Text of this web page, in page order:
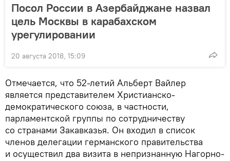
Посол России в Азербайджане назвал
цель Москвы в карабахском
урегулировании
20 августа 2018, 15:09
Отмечается, что 52-летий Альберт Вайлер
является представителем Христианско-
демократического союза, в частности,
парламентской группы по сотрудничеству
со странами Закавказья. Он входил в список
членов делегации германского правительства
и осуществил два визита в непризнанную Нагорно-